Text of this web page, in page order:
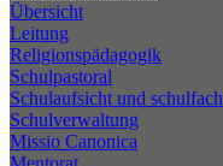
Übersicht
Leitung
Religionspädagogik
Schulpastoral
Schulaufsicht und
Schulverwaltung
Missio Canonica